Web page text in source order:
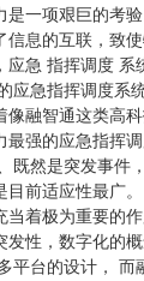
一项艰巨的考
信息的互联，致
应急 指挥调度
应急指挥调度系
融智通这类高
最强的应急指挥
既然是突发事件
目前适应性最广。
当着极为重要的
性，数字化的概
平台的设计，